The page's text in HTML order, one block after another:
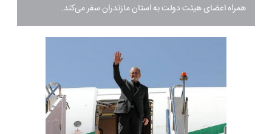
همراه اعضای هیئت دولت به استان مازندران سفر می‌کند.